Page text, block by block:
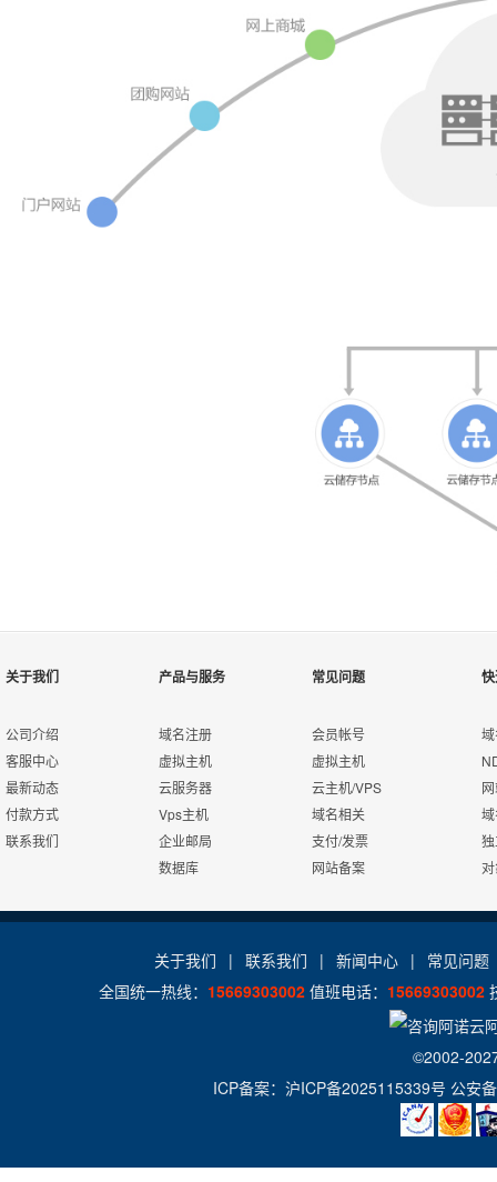
关于我们
公司介绍
客服中心
最新动态
付款方式
联系我们
产品与服务
域名注册
虚拟主机
云服务器
Vps主机
企业邮局
数据库
常见问题
会员帐号
虚拟主机
云主机/VPS
域名相关
支付/发票
网站备案
关于我们 | 联系我们 | 新闻中心 |
常见问题
全国统一热线： 15669303002 值班电话： 15669303002
©2002-
ICP备案： 沪ICP备2025115339号 公安